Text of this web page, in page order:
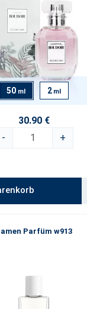
50 ml 2 ml
30.90 €
-
+
Parfüm w913